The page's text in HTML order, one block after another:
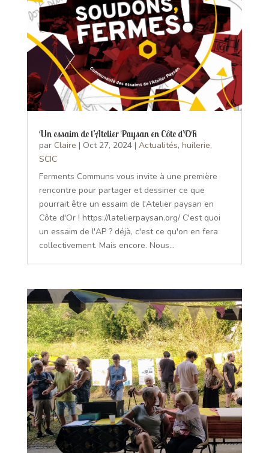
Un essaim de l’Atelier Paysan en Côte d’OR
par Claire | Oct 27, 2024| Actualités, huilerie,
SCIC
Ferments Communs vous invite à une première
rencontre pour partager et dessiner ce que
pourrait être un essaim de l'Atelier paysan en
Côte d'Or ! https://latelierpaysan.org/ C'est quoi
un essaim de l'AP ? déjà, c'est ce qu'on en fera
collectivement. Mais encore. Nous...